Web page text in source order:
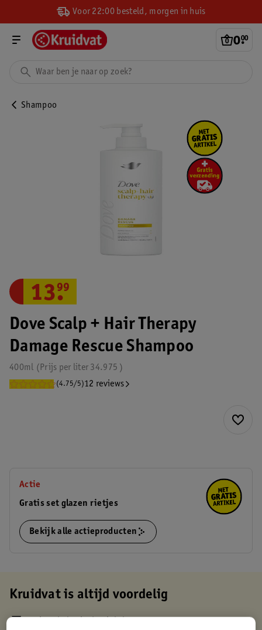
Voor 22:00 besteld, morgen in huis
0.
00
Shampoo
Dove Scalp + Hair Therapy
Damage Rescue Shampoo
400ml 34.975
Prijs per liter
(4.75/5)12 reviews
13.
99
Actie
Gratis set glazen rietjes
Bekijk alle actieproducten
Kruidvat is altijd voordelig